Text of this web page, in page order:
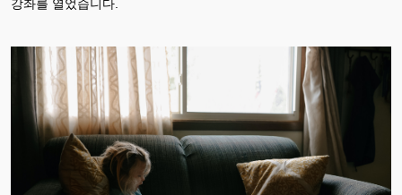
강좌를 열었습니다.